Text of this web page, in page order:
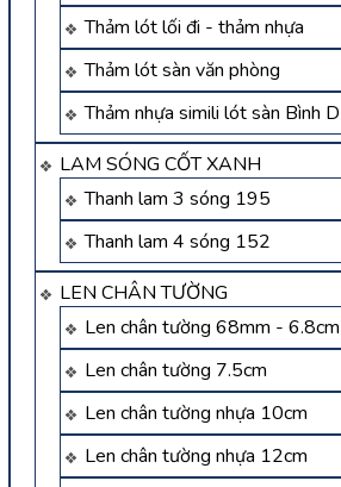
Thảm lót lối đi - thảm nhựa
Thảm lót sàn văn phòng
Thảm nhựa simili lót sàn Bình
LAM SÓNG CỐT XANH
Thanh lam 3 sóng 195
Thanh lam 4 sóng 152
LEN CHÂN TƯỜNG
Len chân tường 68mm - 6.8cm
Len chân tường 7.5cm
Len chân tường nhựa 10cm
Len chân tường nhựa 12cm